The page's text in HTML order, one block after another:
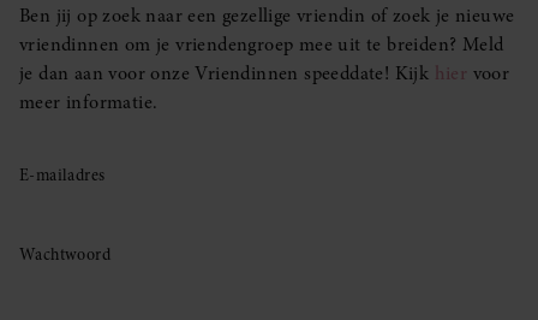
Ben jij op zoek naar een gezellige vriendin of zoek je nieuwe
vriendinnen om je vriendengroep mee uit te breiden? Meld
je dan aan voor onze Vriendinnen speeddate! Kijk hier voor
meer informatie.
E-mailadres
Wachtwoord